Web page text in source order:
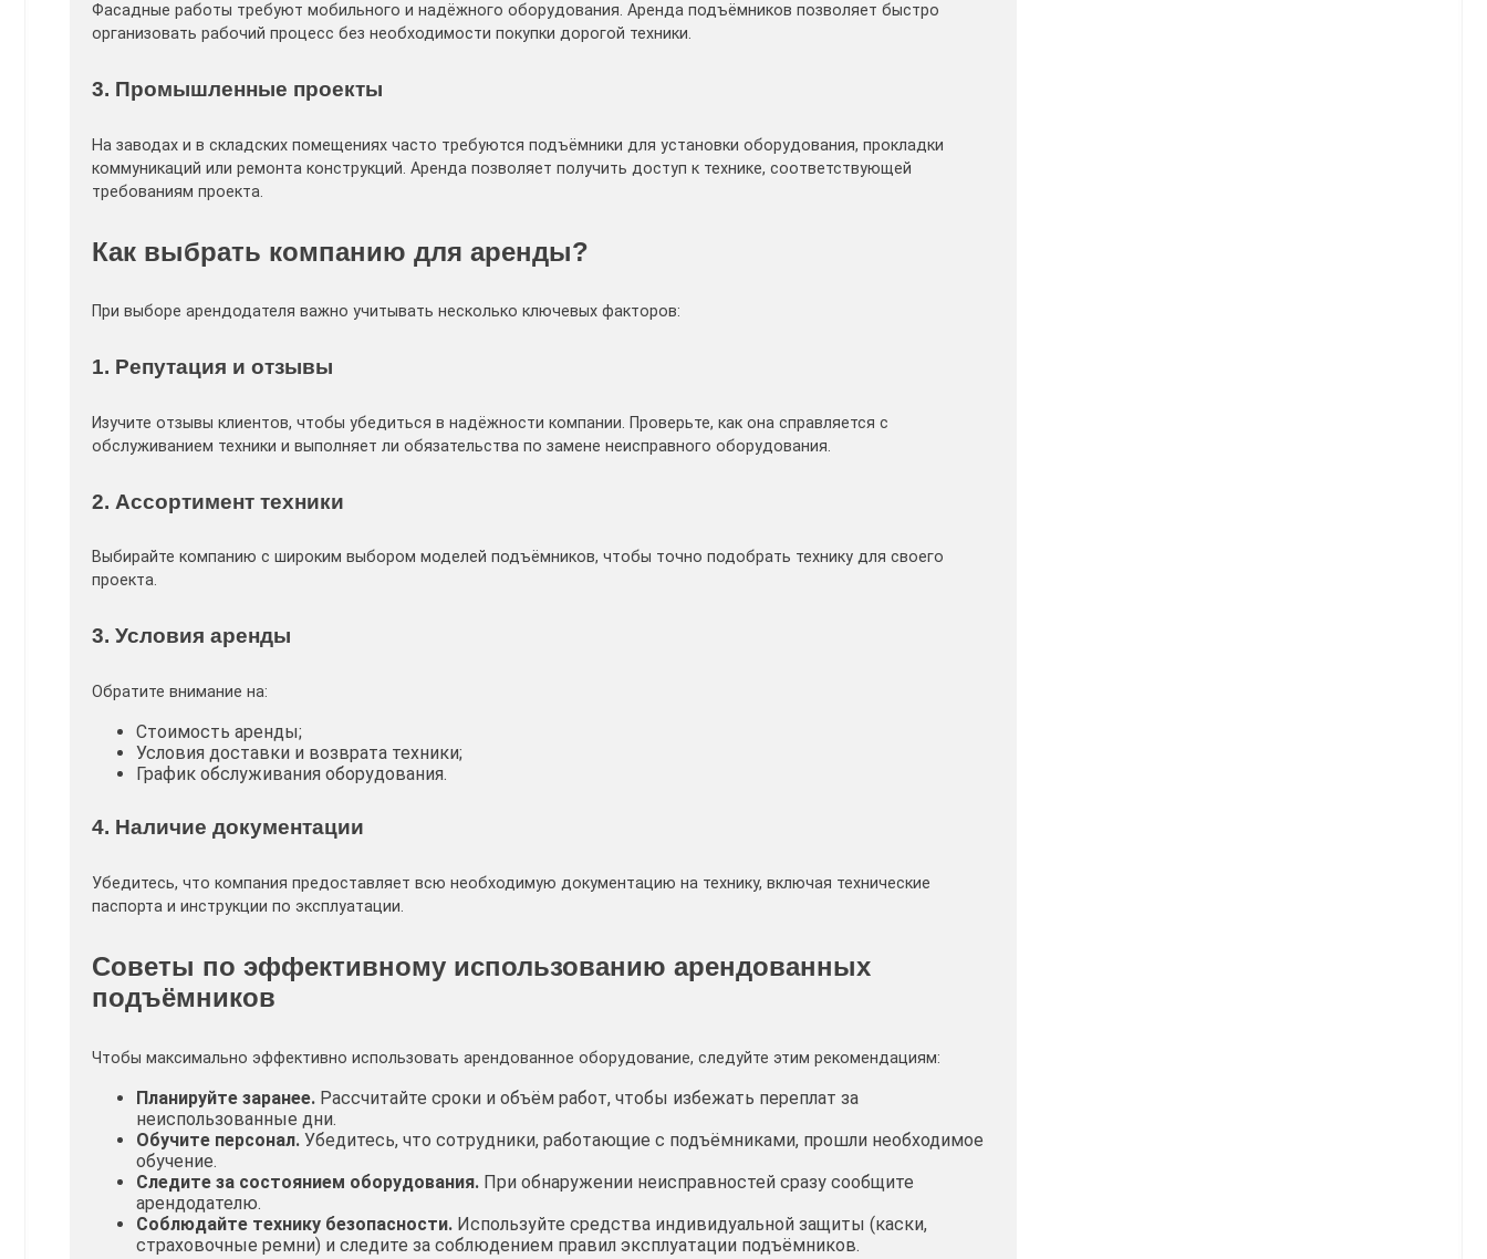
Фасадные работы требуют мобильного и надёжного оборудования. Аренда подъёмников позволяет быстро
организовать рабочий процесс без необходимости покупки дорогой техники.
3. Промышленные проекты
На заводах и в складских помещениях часто требуются подъёмники для установки оборудования, прокладки
коммуникаций или ремонта конструкций. Аренда позволяет получить доступ к технике, соответствующей
требованиям проекта.
Как выбрать компанию для аренды?
При выборе арендодателя важно учитывать несколько ключевых факторов:
1. Репутация и отзывы
Изучите отзывы клиентов, чтобы убедиться в надёжности компании. Проверьте, как она справляется с
обслуживанием техники и выполняет ли обязательства по замене неисправного оборудования.
2. Ассортимент техники
Выбирайте компанию с широким выбором моделей подъёмников, чтобы точно подобрать технику для своего
проекта.
3. Условия аренды
Обратите внимание на:
Стоимость аренды;
Условия доставки и возврата техники;
График обслуживания оборудования.
4. Наличие документации
Убедитесь, что компания предоставляет всю необходимую документацию на технику, включая технические
паспорта и инструкции по эксплуатации.
Советы по эффективному использованию арендованных
подъёмников
Чтобы максимально эффективно использовать арендованное оборудование, следуйте этим рекомендациям:
Планируйте заранее. Рассчитайте сроки и объём работ, чтобы избежать переплат за
неиспользованные дни.
Обучите персонал. Убедитесь, что сотрудники, работающие с подъёмниками, прошли необходимое
обучение.
Следите за состоянием оборудования. При обнаружении неисправностей сразу сообщите
арендодателю.
Соблюдайте технику безопасности. Используйте средства индивидуальной защиты (каски,
страховочные ремни) и следите за соблюдением правил эксплуатации подъёмников.